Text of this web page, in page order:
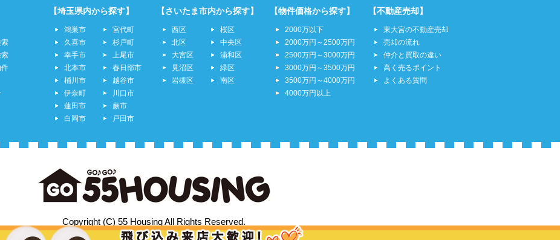
【埼玉県内から探す】
鴻巣市
久喜市
幸手市
北本市
桶川市
伊奈町
蓮田市
白岡市
宮代町
杉戸町
上尾市
春日部市
越谷市
川口市
蕨市
戸田市
【さいたま市内から探す】
西区
北区
大宮区
見沼区
岩槻区
桜区
中央区
浦和区
緑区
南区
【物件価格から探す】
2000万以下
2000万円～2500万円
2500万円～3000万円
3000万円～3500万円
3500万円～4000万円
4000万円以上
【不動産売却】
東大宮の不動産売却
売却の流れ
仲介と買取の違い
高く売るポイント
よくある質問
Copyright (C) 55 Housing All Rights Reserved.